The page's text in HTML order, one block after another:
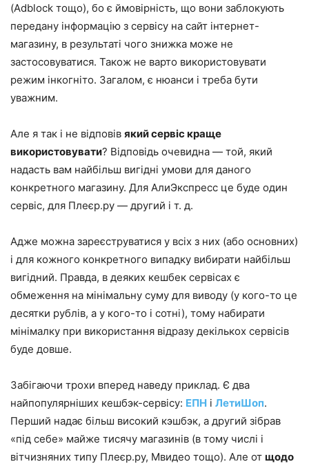
(Adblock тощо), бо є ймовірність, що вони заблокують
передану інформацію з сервісу на сайт інтернет-
магазину, в результаті чого знижка може не
застосовуватися. Також не варто використовувати
режим інкогніто. Загалом, є нюанси і треба бути
уважним.
Але я так і не відповів який сервіс краще
використовувати? Відповідь очевидна — той, який
надасть вам найбільш вигідні умови для даного
конкретного магазину. Для АлиЭкспресс це буде один
сервіс, для Плеєр.ру — другий і т. д.
Адже можна зареєструватися у всіх з них (або основних)
і для кожного конкретного випадку вибирати найбільш
вигідний. Правда, в деяких кешбек сервісах є
обмеження на мінімальну суму для виводу (у кого-то це
десятки рублів, а у кого-то і сотні), тому набирати
мінімалку при використання відразу декількох сервісів
буде довше.
Забігаючи трохи вперед наведу приклад. Є два
найпопулярніших кешбэк-сервісу: ЕПН і ЛетиШоп.
Перший надає більш високий кэшбэк, а другий зібрав
«під себе» майже тисячу магазинів (в тому числі і
вітчизняних типу Плеєр.ру, Мвидео тощо). Але от щодо